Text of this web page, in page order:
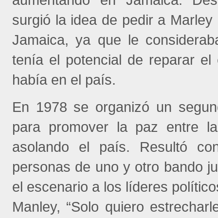
surgió la idea de pedir a
Jamaica, ya que le
tenía el potencial de reparar el
había en el país.
En 1978 se organizó un
para promover la paz entre
asolando el país. Resultó
personas de uno y otro bando
el escenario a los líderes
Manley, “Solo quiero